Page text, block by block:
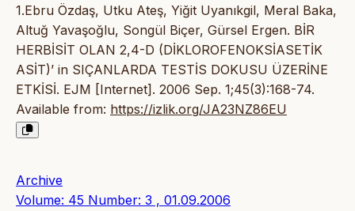
1.Ebru Özdaş, Utku Ateş, Yiğit Uyanıkgil, Meral Baka,
Altuğ Yavaşoğlu, Songül Biçer, Gürsel Ergen. BİR
HERBİSİT OLAN 2,4-D (DİKLOROFENOKSİASETİK
ASİT)’ in SIÇANLARDA TESTİS DOKUSU ÜZERİNE
ETKİSİ. EJM [Internet]. 2006 Sep. 1;45(3):168-74.
Available from: https://izlik.org/JA23NZ86EU
Archive
Volume: 45 Number: 3 , 01.09.2006